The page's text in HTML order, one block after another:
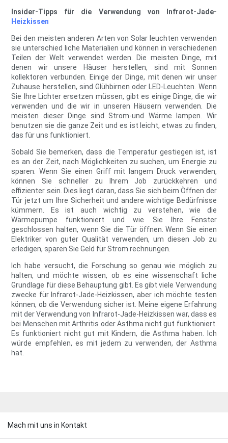
Insider-Tipps für die Verwendung von Infrarot-Jade-
Heizkissen
Bei den meisten anderen Arten von Solar leuchten verwenden
sie unterschied liche Materialien und können in verschiedenen
Teilen der Welt verwendet werden. Die meisten Dinge, mit
denen wir unsere Häuser herstellen, sind mit Sonnen
kollektoren verbunden. Einige der Dinge, mit denen wir unser
Zuhause herstellen, sind Glühbirnen oder LED-Leuchten. Wenn
Sie Ihre Lichter ersetzen müssen, gibt es einige Dinge, die wir
verwenden und die wir in unseren Häusern verwenden. Die
meisten dieser Dinge sind Strom-und Wärme lampen. Wir
benutzen sie die ganze Zeit und es ist leicht, etwas zu finden,
das für uns funktioniert.
Sobald Sie bemerken, dass die Temperatur gestiegen ist, ist
es an der Zeit, nach Möglichkeiten zu suchen, um Energie zu
sparen. Wenn Sie einen Griff mit langem Druck verwenden,
können Sie schneller zu Ihrem Job zurückkehren und
effizienter sein. Dies liegt daran, dass Sie sich beim Öffnen der
Tür jetzt um Ihre Sicherheit und andere wichtige Bedürfnisse
kümmern. Es ist auch wichtig zu verstehen, wie die
Wärmepumpe funktioniert und wie Sie Ihre Fenster
geschlossen halten, wenn Sie die Tür öffnen. Wenn Sie einen
Elektriker von guter Qualität verwenden, um diesen Job zu
erledigen, sparen Sie Geld für Strom rechnungen.
Ich habe versucht, die Forschung so genau wie möglich zu
halten, und möchte wissen, ob es eine wissenschaft liche
Grundlage für diese Behauptung gibt. Es gibt viele Verwendung
zwecke für Infrarot-Jade-Heizkissen, aber ich möchte testen
können, ob die Verwendung sicher ist. Meine eigene Erfahrung
mit der Verwendung von Infrarot-Jade-Heizkissen war, dass es
bei Menschen mit Arthritis oder Asthma nicht gut funktioniert.
Es funktioniert nicht gut mit Kindern, die Asthma haben. Ich
würde empfehlen, es mit jedem zu verwenden, der Asthma
hat.
Mach mit uns in Kontakt